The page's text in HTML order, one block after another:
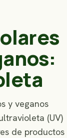
y veganos
(UV)
de productos